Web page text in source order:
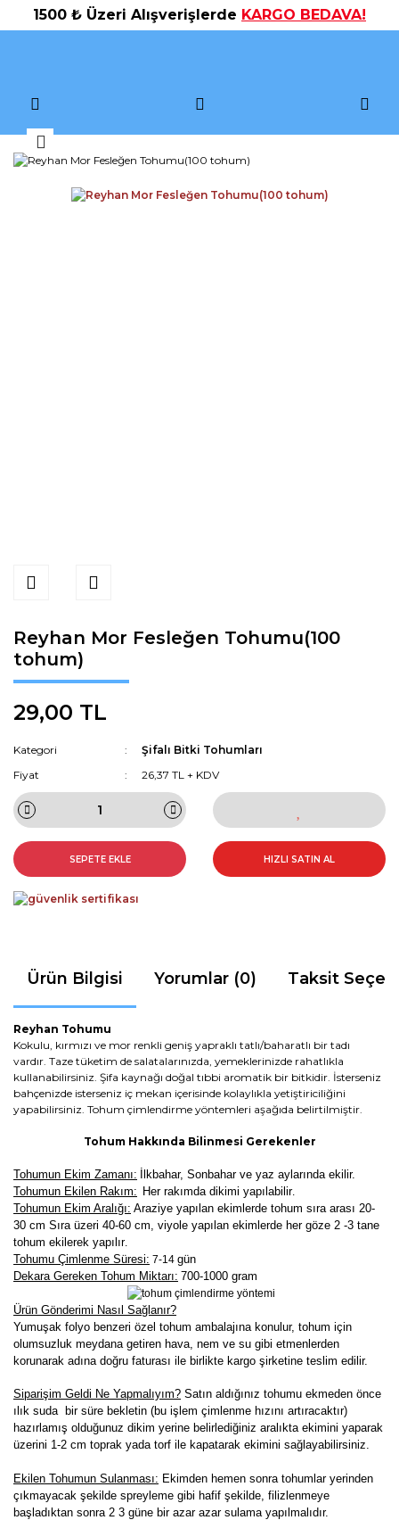
1500 ₺ Üzeri Alışverişlerde KARGO BEDAVA!
Reyhan Mor Fesleğen Tohumu(100
tohum)
29,00 TL
Kategori
Şifalı Bitki Tohumları
Fiyat
26,37 TL + KDV
SEPETE EKLE HIZLI SATIN AL
Ürün Bilgisi Yorumlar (0) Taksit
Reyhan Tohumu
Kokulu, kırmızı ve mor renkli geniş yapraklı tatlı/baharatlı bir tadı
vardır. Taze tüketim de salatalarınızda, yemeklerinizde rahatlıkla
kullanabilirsiniz. Şifa kaynağı doğal tıbbi aromatik bir bitkidir. İsterseniz
bahçenizde isterseniz iç mekan içerisinde kolaylıkla yetiştiriciliğini
yapabilirsiniz. Tohum çimlendirme yöntemleri aşağıda belirtilmiştir.
Tohum Hakkında Bilinmesi Gerekenler
Tohumun Ekim Zamanı:
İlkbahar, Sonbahar ve yaz aylarında ekilir.
Tohumun Ekilen Rakım: Her rakımda dikimi yapılabilir.
Tohumun Ekim Aralığı: Araziye yapılan ekimlerde tohum sıra arası 20-
30 cm Sıra üzeri 40-60 cm, viyole yapılan ekimlerde her göze 2 -3 tane
tohum ekilerek yapılır.
Tohumu Çimlenme Süresi: 7-14 gün
Dekara Gereken Tohum Miktarı: 700-1000 gram
Ürün Gönderimi Nasıl Sağlanır?
Yumuşak folyo benzeri özel tohum ambalajına konulur, tohum için
olumsuzluk meydana getiren hava, nem ve su gibi etmenlerden
korunarak adına doğru faturası ile birlikte kargo şirketine teslim edilir.
Siparişim Geldi Ne Yapmalıyım? Satın aldığınız tohumu ekmeden önce
ılık suda bir süre bekletin (bu işlem çimlenme hızını artıracaktır)
hazırlamış olduğunuz dikim yerine belirlediğiniz aralıkta ekimini yaparak
üzerini 1-2 cm toprak yada torf ile kapatarak ekimini sağlayabilirsiniz.
Ekilen Tohumun Sulanması: Ekimden hemen sonra tohumlar yerinden
çıkmayacak şekilde spreyleme gibi hafif şekilde, filizlenmeye
başladıktan sonra 2 3 güne bir azar azar sulama yapılmalıdır.